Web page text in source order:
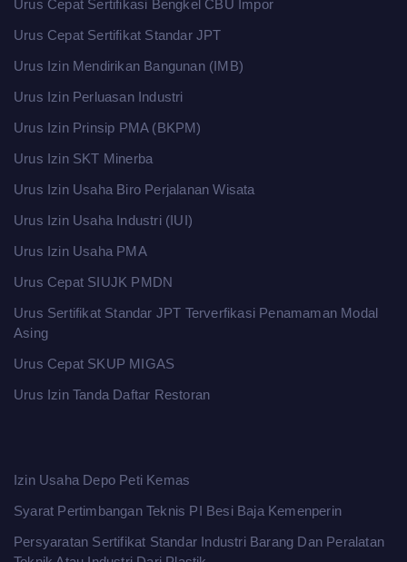
Urus Cepat Sertifikasi Bengkel CBU Impor
Urus Cepat Sertifikat Standar JPT
Urus Izin Mendirikan Bangunan (IMB)
Urus Izin Perluasan Industri
Urus Izin Prinsip PMA (BKPM)
Urus Izin SKT Minerba
Urus Izin Usaha Biro Perjalanan Wisata
Urus Izin Usaha Industri (IUI)
Urus Izin Usaha PMA
Urus Cepat SIUJK PMDN
Urus Sertifikat Standar JPT Terverfikasi Penamaman Modal
Asing
Urus Cepat SKUP MIGAS
Urus Izin Tanda Daftar Restoran
Izin Usaha Depo Peti Kemas
Syarat Pertimbangan Teknis PI Besi Baja Kemenperin
Persyaratan Sertifikat Standar Industri Barang Dan Peralatan